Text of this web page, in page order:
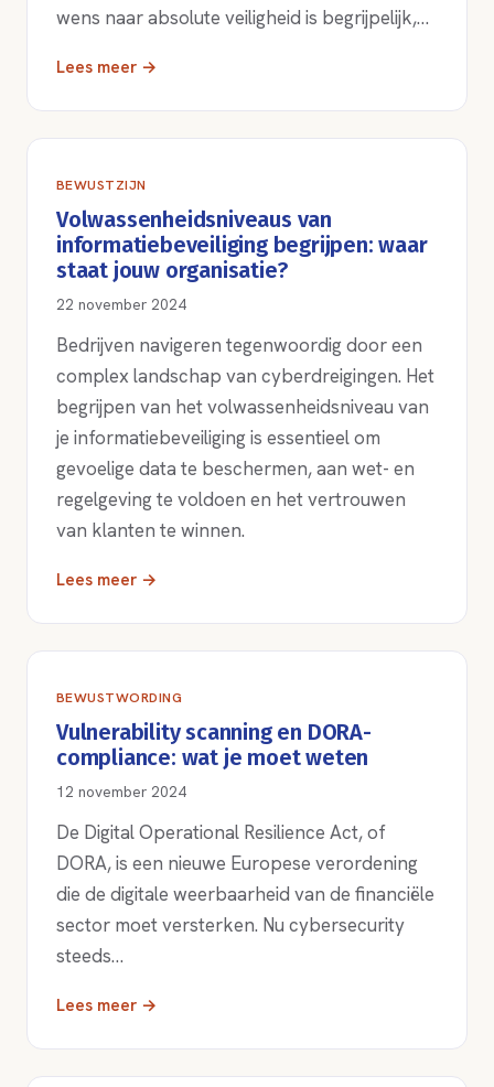
wens naar absolute veiligheid is begrijpelijk,…
Lees meer →
BEWUSTZIJN
Volwassenheidsniveaus van
informatiebeveiliging begrijpen: waar
staat jouw organisatie?
22 november 2024
Bedrijven navigeren tegenwoordig door een
complex landschap van cyberdreigingen. Het
begrijpen van het volwassenheidsniveau van
je informatiebeveiliging is essentieel om
gevoelige data te beschermen, aan wet- en
regelgeving te voldoen en het vertrouwen
van klanten te winnen.
Lees meer →
BEWUSTWORDING
Vulnerability scanning en DORA-
compliance: wat je moet weten
12 november 2024
De Digital Operational Resilience Act, of
DORA, is een nieuwe Europese verordening
die de digitale weerbaarheid van de financiële
sector moet versterken. Nu cybersecurity
steeds…
Lees meer →